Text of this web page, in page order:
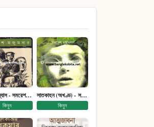
দশটি উপন্যাস - সমরেশ মজুমদার
কিনুন
সাতকাহন (অখণ্ড) - সমরেশ মজুমদার
কিনুন